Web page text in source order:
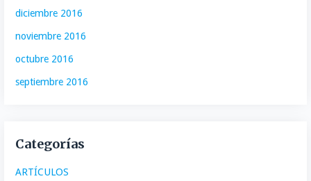
diciembre 2016
noviembre 2016
octubre 2016
septiembre 2016
Categorías
ARTÍCULOS